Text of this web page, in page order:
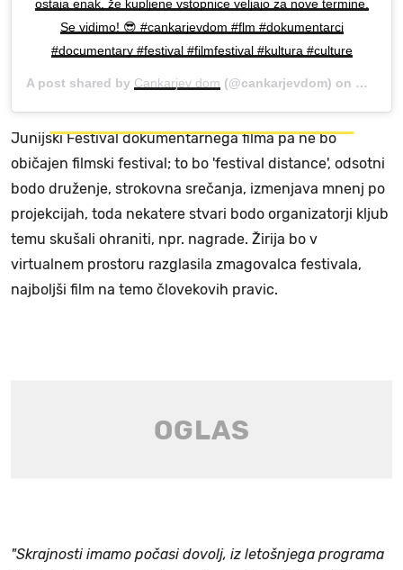
ostaja enak, že kupljene vstopnice veljajo za nove termine.
Se vidimo! 😎 #cankarjevdom #flm #dokumentarci
#documentary #festival #filmfestival #kultura #culture
A post shared by Cankarjev dom (@cankarjevdom) on May
Junijski Festival dokumentarnega filma pa ne bo
običajen filmski festival; to bo 'festival distance', odsotni
bodo druženje, strokovna srečanja, izmenjava mnenj po
projekcijah, toda nekatere stvari bodo organizatorji kljub
temu skušali ohraniti, npr. nagrade. Žirija bo v
virtualnem prostoru razglasila zmagovalca festivala,
najboljši film na temo človekovih pravic.
"Skrajnosti imamo počasi dovolj, iz letošnjega programa